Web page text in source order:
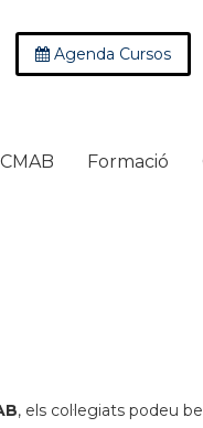
Agenda Cursos
Formació
, els col·legiats podeu